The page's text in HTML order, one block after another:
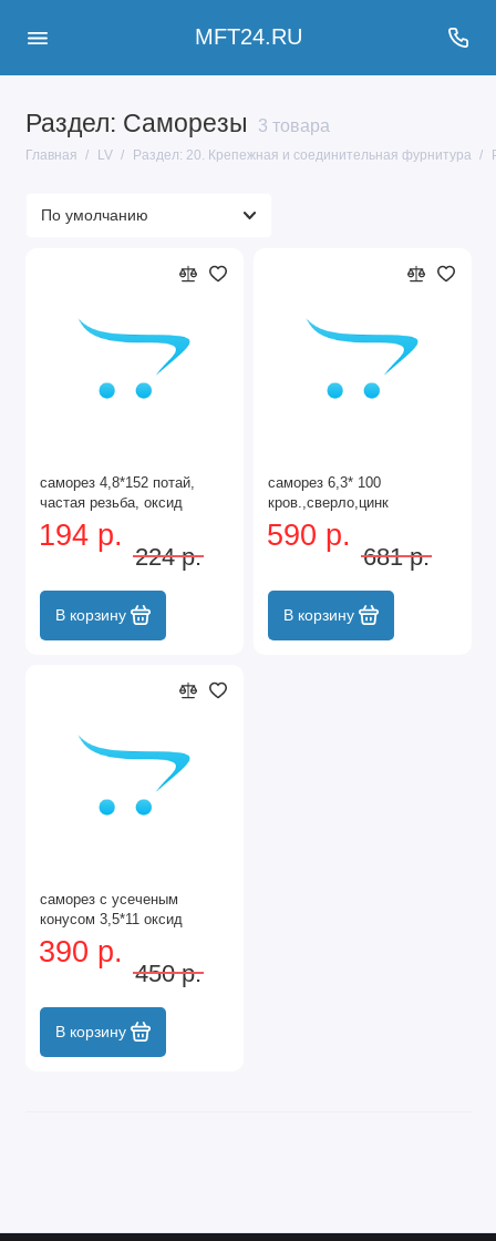
MFT24.RU
Раздел: Саморезы 3 товара
Главная LV Раздел: 20. Крепежная и соединительная фурнитура
саморез 4,8*152 потай,
частая резьба, оксид
194 р.
224 р.
В корзину
саморез 6,3* 100
кров.,сверло,цинк
590 р.
681 р.
В корзину
саморез с усеченым
конусом 3,5*11 оксид
390 р.
450 р.
В корзину